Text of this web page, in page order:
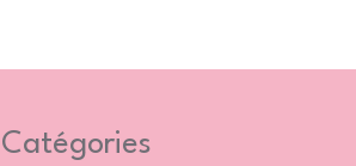
Catégories